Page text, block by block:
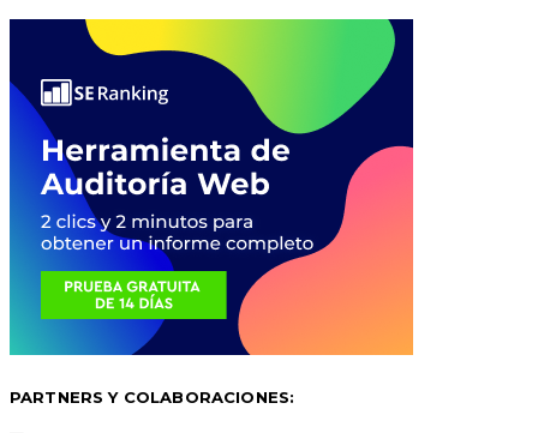
PARTNERS Y COLABORACIONES: